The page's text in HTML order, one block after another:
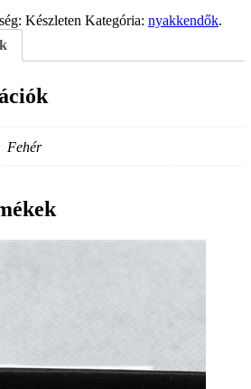
Készleten Kategória: nyakkendők.
Fehér